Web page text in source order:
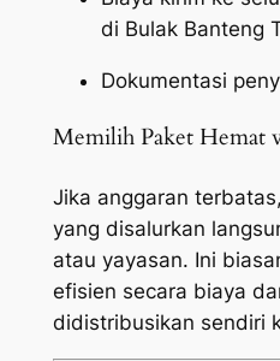
di Bulak Banteng
Dokumentasi
Memilih Paket Hemat
Jika anggaran
yang disalurkan
atau yayasan. Ini
efisien secara biaya
didistribusikan sendiri